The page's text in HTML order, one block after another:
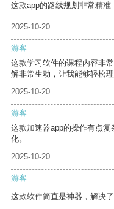
这款app的路线规划非常精准
2025-10-20
游客
这款学习软件的课程内容非
解非常生动，让我能够轻松理
2025-10-20
游客
这款加速器app的操作有点
化。
2025-10-20
游客
这款软件简直是神器，解决了